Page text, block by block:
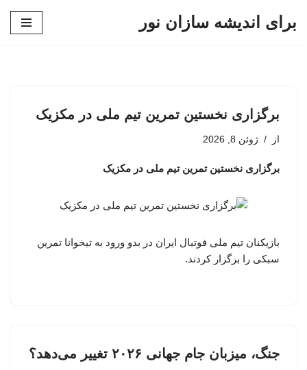
برای اندیشه سازان نور
برگزاری نخستین تمرین تیم ملی در مکزیک
از ژوئن 8, 2026
برگزاری نخستین تمرین تیم ملی در مکزیک
بازیکنان تیم ملی فوتبال ایران در بدو ورود به تیخوانا تمرین
سبکی را برگزار کردند.
جنگ، میزبان جام جهانی ۲۰۲۶ تغییر می‌دهد؟